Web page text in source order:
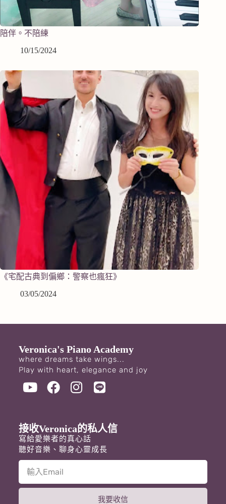
陪伴。不陪練
10/15/2024
《宅配古典到偏鄉：警察也瘋狂》
03/05/2024
Veronica's Piano Academy
where dreams take wings...
Play with heart, elegance and joy
接收Veronica的私人信
寫給愛樂者的真心話
聽好音樂、聊身心靈成長
我要收信